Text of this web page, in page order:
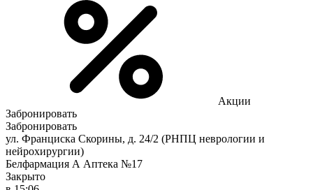
Акции
Забронировать
Забронировать
ул. Франциска Скорины, д. 24/2 (РНПЦ неврологии и
нейрохирургии)
Белфармация А Аптека №17
Закрыто